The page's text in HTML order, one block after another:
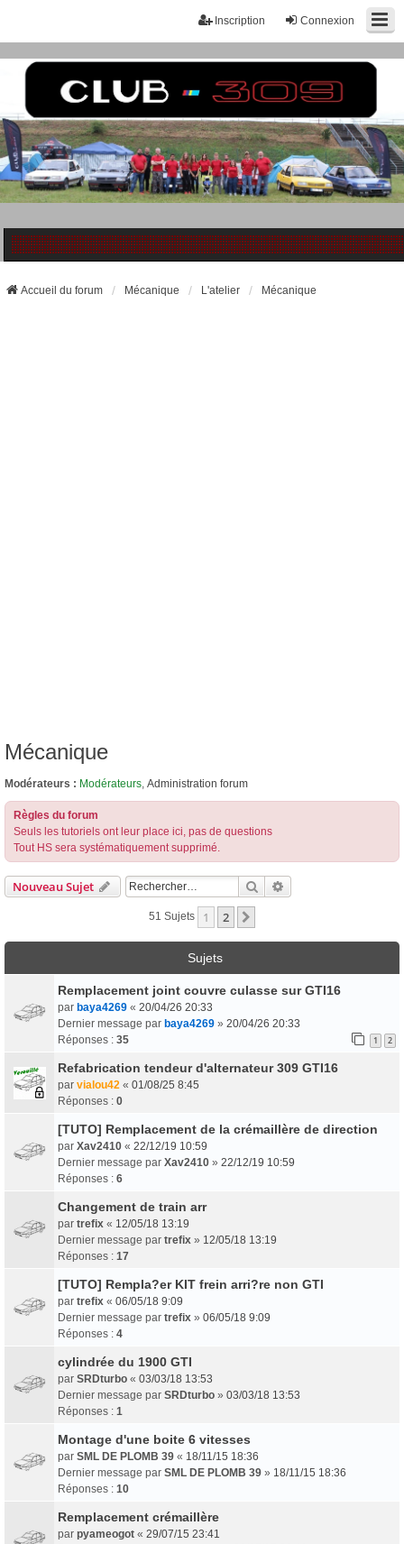
Connexion
Inscription
Accueil du forum Mécanique L'atelier Mécanique
Mécanique
Modérateurs : Modérateurs, Administration forum
Règles du forum
Seuls les tutoriels ont leur place ici, pas de questions
Tout HS sera systématiquement supprimé.
Nouveau Sujet Rechercher
51 Sujets 1 2
Sujets
Remplacement joint couvre culasse sur GTI16
par baya4269 « 20/04/26 20:33
Dernier message par baya4269 » 20/04/26 20:33
Réponses : 35 1 2
Refabrication tendeur d'alternateur 309 GTI16
par vialou42 « 01/08/25 8:45
Réponses : 0
[TUTO] Remplacement de la crémaillère de direction
par Xav2410 « 22/12/19 10:59
Dernier message par Xav2410 » 22/12/19 10:59
Réponses : 6
Changement de train arr
par trefix « 12/05/18 13:19
Dernier message par trefix » 12/05/18 13:19
Réponses : 17
[TUTO] Rempla?er KIT frein arri?re non GTI
par trefix « 06/05/18 9:09
Dernier message par trefix » 06/05/18 9:09
Réponses : 4
cylindrée du 1900 GTI
par SRDturbo « 03/03/18 13:53
Dernier message par SRDturbo » 03/03/18 13:53
Réponses : 1
Montage d'une boite 6 vitesses
par SML DE PLOMB 39 « 18/11/15 18:36
Dernier message par SML DE PLOMB 39 » 18/11/15 18:36
Réponses : 10
Remplacement crémaillère
par pyameogot « 29/07/15 23:41